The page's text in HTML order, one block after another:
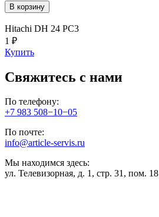
В корзину
Hitachi DH 24 PC3
1 ₽
Купить
Свяжитесь с нами
По телефону:
+7 983 508−10−05
По почте:
info@article-servis.ru
Мы находимся здесь:
ул. Телевизорная, д. 1, стр. 31, пом. 18